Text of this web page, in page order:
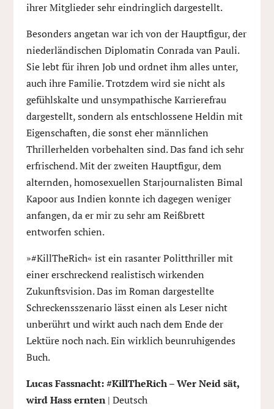
ihrer Mitglieder sehr eindringlich dargestellt.
Besonders angetan war ich von der Hauptfigur, der
niederländischen Diplomatin Conrada van Pauli.
Sie lebt für ihren Job und ordnet ihm alles unter,
auch ihre Familie. Trotzdem wird sie nicht als
gefühlskalte und unsympathische Karrierefrau
dargestellt, sondern als entschlossene Heldin mit
Eigenschaften, die sonst eher männlichen
Thrillerhelden vorbehalten sind. Das fand ich sehr
erfrischend. Mit der zweiten Hauptfigur, dem
alternden, homosexuellen Starjournalisten Bimal
Kapoor aus Indien konnte ich dagegen weniger
anfangen, da er mir zu sehr am Reißbrett
entworfen schien.
»#KillTheRich« ist ein rasanter Politthriller mit
einer erschreckend realistisch wirkenden
Zukunftsvision. Das im Roman dargestellte
Schreckensszenario lässt einen als Leser nicht
unberührt und wirkt auch nach dem Ende der
Lektüre noch nach. Ein wirklich beunruhigendes
Buch.
Lucas Fassnacht: #KillTheRich – Wer Neid sät,
wird Hass ernten| Deutsch